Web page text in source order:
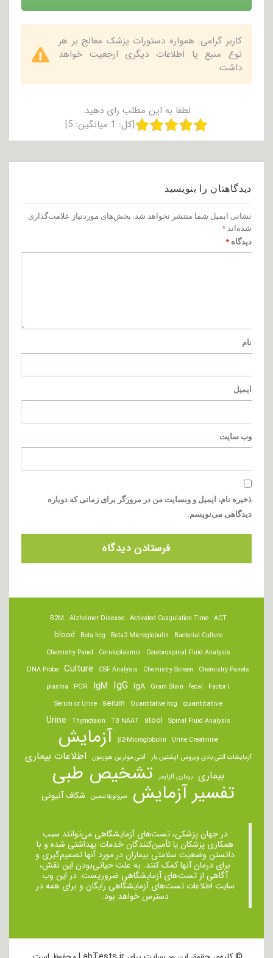
کاربر گرامی: همواره دستورات پزشک معالج بر هر
نوع منبع یا اطلاعات دیگری ارجعیت خواهد
داشت.
لطفا به این مطلب رای دهید.
[کل: 1 میانگین: 5
]
دیدگاهتان را بنویسید
نشانی ایمیل شما منتشر نخواهد شد. بخش‌های موردنیاز علامت‌گذاری
شده‌اند *
دیدگاه *
نام
ایمیل
وب‌ سایت
ذخیره نام، ایمیل و وبسایت من در مرورگر برای زمانی که دوباره
دیدگاهی می‌نویسم.
ACT
Activated Coagulation Time
Alzheimer Disease
B2M
Bacterial Culture
Beta2 Microglobulin
Beta hcg
blood
Cerebrospinal Fluid Analysis
Ceruloplasmin
Chemistry Panel
Chemistry Panels
Chemistry Screen
CSF Analysis
Culture
DNA Probe
Factor I
fecal
Gram Stain
IgA
IgG
IgM
PCR
plasma
quantitative
Quantitative hcg
serum
Serum or Urine
Spinal Fluid Analysis
stool
TB NAAT
Thymotaxin
Urine
Urine Creatinine
β2-Microglobulin آزمایش
آزمایشات آنتی بادی ویروس اپشتین بار آنتی مولرین هورمون اطلاعات بیماری
بیماری بیماری آلزایمر تشخیص طبی
تفسیر آزمایش سرولوپلاسمین شکاف آنیونی
در جهان پزشکی، تست‌های آزمایشگاهی می‌توانند سبب
همکاری پزشکان یا تأمین‌کنندگان خدمات بهداشتی شده و با
دانستن وضعیت سلامتی بیماران در مورد آنها تصمیم‌گیری و
برای درمان ‌آنها کمک کنند. به علت حیاتی‌بودن این نقش،
آگاهی از تست‌های آزمایشگاهی ضروریست. در این وب
سایت اطلاعات تست‌های آزمایشگاهی رایگان و برای همه در
دسترس خواهد بود.